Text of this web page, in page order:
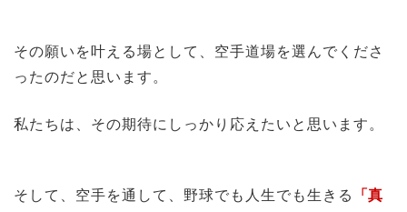
その願いを叶える場として、空手道場を選んでくださ
ったのだと思います。
私たちは、その期待にしっかり応えたいと思います。
そして、空手を通して、野球でも人生でも生きる
「真